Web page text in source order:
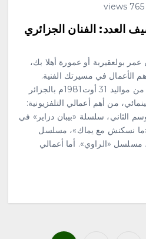
765 views
العدد: الفنان الجزائري
بولعقيربة أو عمورة أهلا بك،
الأعمال في مسيرتك الفنية.
عمورة: عمورة ممثل جزائري من مواليد 31 أوت1981م بالجزائر
من أهم أعمالي التلفزيونية:
الثاني، سلسلة «بيبان دزاير» في
نسكنش مع يماك»، مسلسل
مسلسل «الراوي». أما أعمالي
نماء للخدمات الاجتماعية
اليوم فعاليات الأسبوع العالمي
إدرار
8, 2026
تحتفي بخريجي تأهيل
على الزواج وتدشّن
الإلكترونية
8, 2026